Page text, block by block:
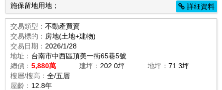
施保留地用地；
詳細資料
交易類型： 不動產買賣
交易標的： 房地(土地+建物)
交易日期： 2026/1/28
地址： 台南市中西區頂美一街65巷5號
總價： 5,880萬 建坪： 202.0坪 地坪：71.3坪
樓層/樓高： 全/五層
屋齡： 12.8年